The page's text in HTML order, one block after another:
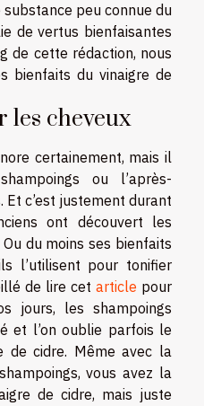
peu connue du
de vertus bienfaisantes
de cette rédaction, nous
bienfaits du vinaigre de
les cheveux
certainement, mais il
ou l’après-
Et c’est justement durant
ont découvert les
du moins ses bienfaits
l’utilisent pour tonifier
de lire cet article pour
jours, les shampoings
et l’on oublie parfois le
de cidre. Même avec la
vous avez la
de cidre, mais juste